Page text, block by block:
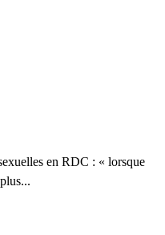
en RDC : « lorsque